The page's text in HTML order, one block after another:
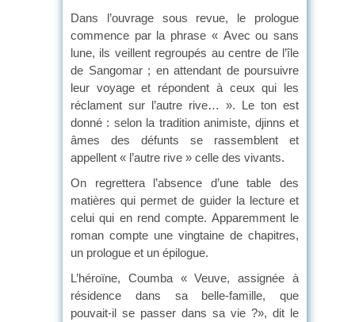
Dans l’ouvrage sous revue, le prologue
commence par la phrase « Avec ou sans
lune, ils veillent regroupés au centre de l’île
de Sangomar ; en attendant de poursuivre
leur voyage et répondent à ceux qui les
réclament sur l’autre rive… ». Le ton est
donné : selon la tradition animiste, djinns et
âmes des défunts se rassemblent et
appellent « l’autre rive » celle des vivants.
On regrettera l’absence d’une table des
matières qui permet de guider la lecture et
celui qui en rend compte. Apparemment le
roman compte une vingtaine de chapitres,
un prologue et un épilogue.
L’héroïne, Coumba « Veuve, assignée à
résidence dans sa belle-famille, que
pouvait-il se passer dans sa vie ?», dit le